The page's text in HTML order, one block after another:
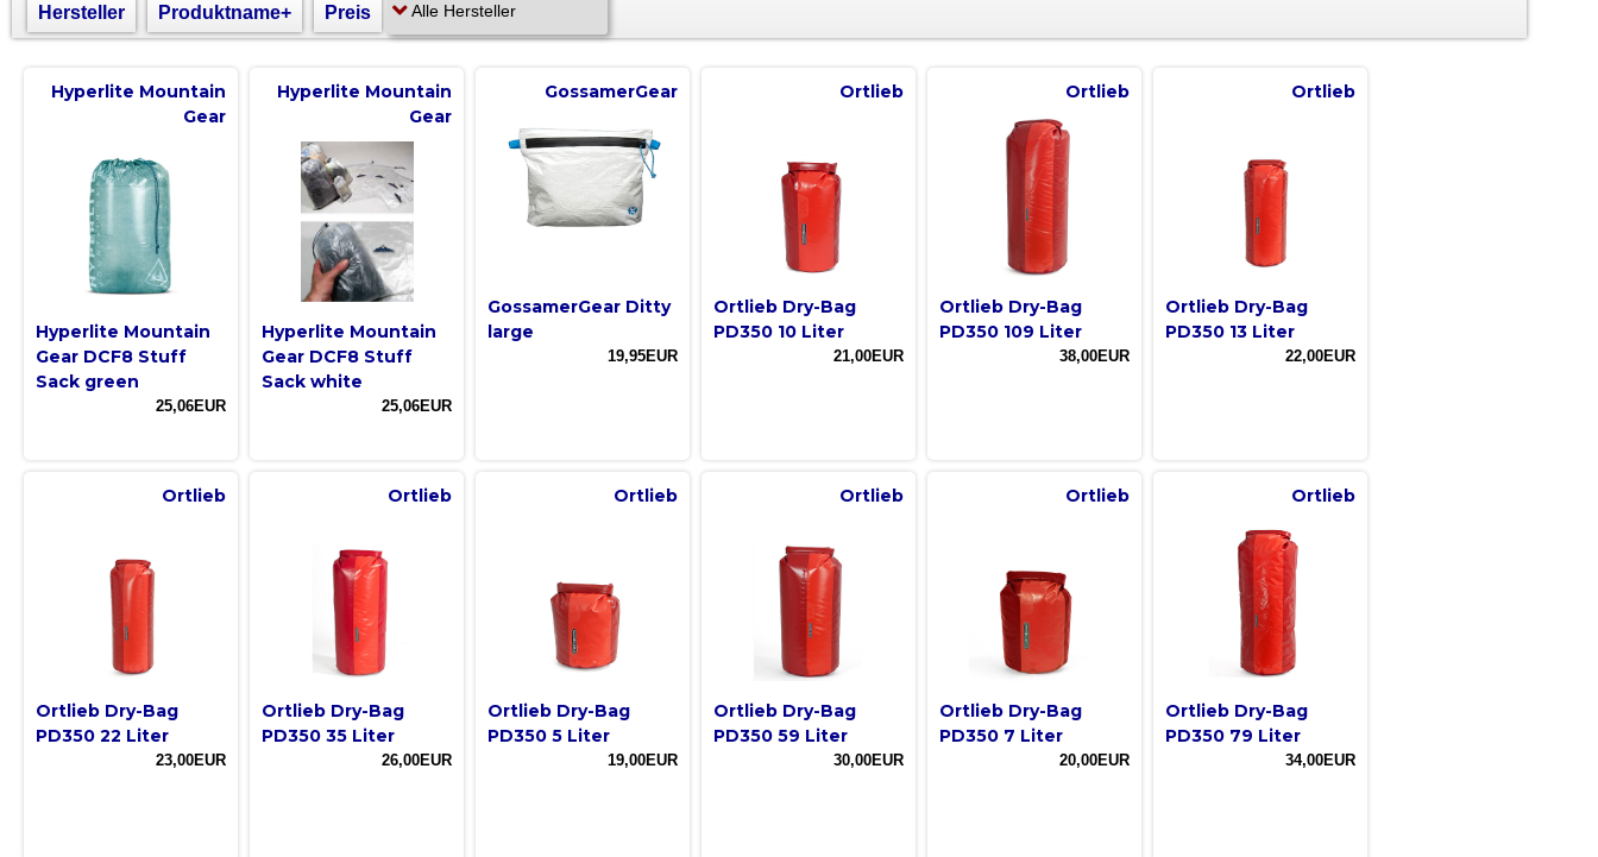
Hersteller Produktname+ Preis
Hyperlite Mountain
Gear
Hyperlite Mountain
Gear DCF8 Stuff
Sack green
25,06EUR
Hyperlite Mountain
Gear
Hyperlite Mountain
Gear DCF8 Stuff
Sack white
25,06EUR
GossamerGear
GossamerGear Ditty
large
19,95EUR
Ortlieb
Ortlieb Dry-Bag
PD350 10 Liter
21,00EUR
Ortlieb
Ortlieb Dry-Bag
PD350 109 Liter
38,00EUR
Ortlieb
Ortlieb Dry-Bag
PD350 13 Liter
22,00EUR
Ortlieb
Ortlieb Dry-Bag
PD350 22 Liter
23,00EUR
Ortlieb
Ortlieb Dry-Bag
PD350 35 Liter
26,00EUR
Ortlieb
Ortlieb Dry-Bag
PD350 5 Liter
19,00EUR
Ortlieb
Ortlieb Dry-Bag
PD350 59 Liter
30,00EUR
Ortlieb
Ortlieb Dry-Bag
PD350 7 Liter
20,00EUR
Ortlieb
Ortlieb Dry-Bag
PD350 79 Liter
34,00EUR